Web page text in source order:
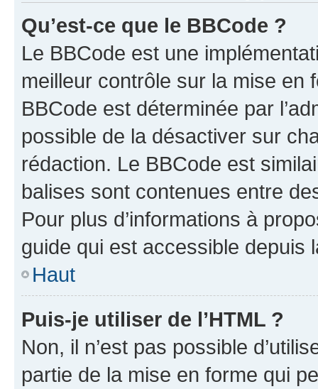
Qu’est-ce que le BBCode ?
Le BBCode est une
meilleur contrôle sur la mise en
BBCode est déterminée par
possible de la désactiver sur
rédaction. Le BBCode est
balises sont contenues entre
Pour plus d’informations à
guide qui est accessible depuis
Haut
Puis-je utiliser de l’HTML ?
Non, il n’est pas possible
partie de la mise en forme qui